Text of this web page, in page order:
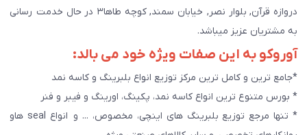
دروازه قرآن, بلوار نصر, خیابان سمند, کوچه طاها۳ در حال خدمت رسانی
به مشتریان عزیز میباشد.
آوروکو به این صفات ویژه خود می بالد:
*جامع ترین و کامل ترین مرکز توزیع انواع بلبرینگ و کاسه نمد
* بورس متنوع ترین انواع کاسه نمد، پکینگ، اورینگ و فیبر و فنر
* تنها مرجع توزیع بلبرینگ های اینچی، مخصوص، ... و انواع seal هاو